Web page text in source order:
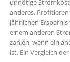
unnötige
anderes.
jährlichen Ersparnis
einem anderen
zahlen, wenn ein
ist. Ein Vergleich der